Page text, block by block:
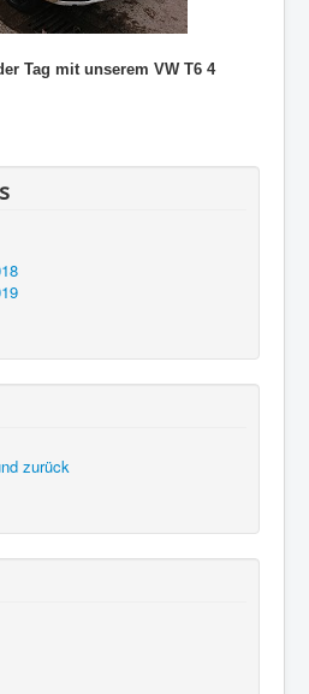
Tag mit unserem VW T6 4
zurück